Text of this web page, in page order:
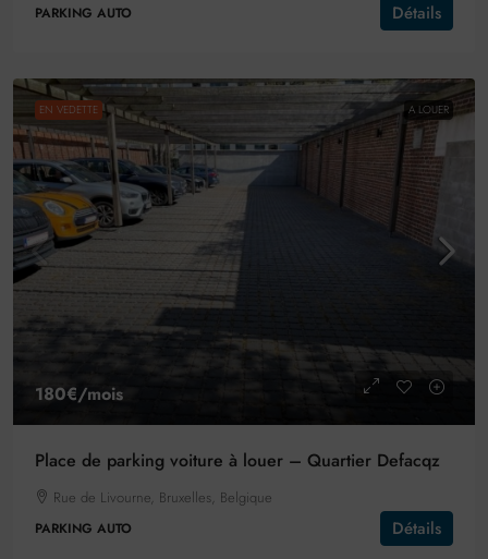
PARKING AUTO Détails
EN VEDETTE A LOUER
180€/mois
Place de parking voiture à louer – Quartier Defacqz
Rue de Livourne, Bruxelles, Belgique
PARKING AUTO Détails